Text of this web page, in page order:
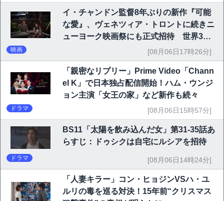
イ・チャンドン監督8年ぶりの新作『可能
な愛』、ヴェネツィア・トロントに続きニ
ューヨーク映画祭にも正式招待 世界3大
映画祭で快挙｜Netflix映画
映画 [08月06日17時26分]
「親密なリプリー」Prime Video「Chann
el K」で日本独占配信開始！ハム・ウンジ
ョン主演「女王の家」など新作も続々
ドラマ [08月06日15時57分]
BS11「太陽を飲み込んだ女」第31-35話あ
らすじ：ドゥシクは自宅にルシアを招待
ドラマ [08月06日14時24分]
「人妻キラー」コン・ヒョジンVSハ・ユ
ルリの毒を巡る対決！15年前“クリスマス